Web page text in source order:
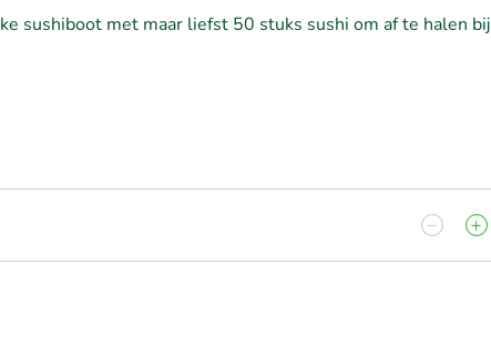
sushiboot met maar liefst 50 stuks sushi om af te halen bij